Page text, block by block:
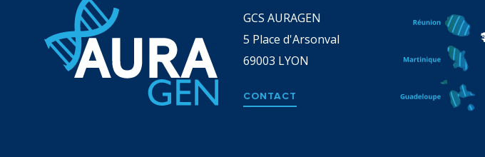
GCS AURAGEN
5 Place d'Arsonval
69003 LYON
CONTACT